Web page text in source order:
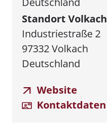
Standort Volkach
Industriestraße 2
97332 Volkach
Deutschland
Website
Kontaktdaten